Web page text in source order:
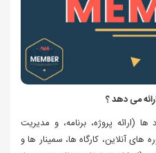
ارائه پروژه، برنامه، و مدیریت
های آنلاین، کارگاه‌ ها، سمینار ها و